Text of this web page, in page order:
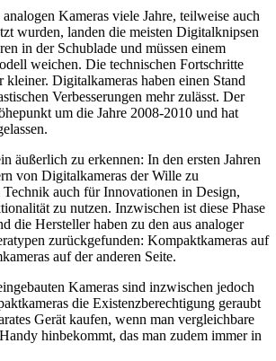
Kameras viele Jahre, teilweise auch
wurden, landen die meisten Digitalknipsen
in der Schublade und müssen einem
weichen. Die technischen Fortschritte
kleiner. Digitalkameras haben einen Stand
Verbesserungen mehr zulässt. Der
um die Jahre 2008-2010 und hat
äußerlich zu erkennen: In den ersten Jahren
von Digitalkameras der Wille zu
Technik auch für Innovationen in Design,
zu nutzen. Inzwischen ist diese Phase
die Hersteller haben zu den aus analoger
zurückgefunden: Kompaktkameras auf
auf der anderen Seite.
Kameras sind inzwischen jedoch
die Existenzberechtigung geraubt
Gerät kaufen, wenn man vergleichbare
hinbekommt, das man zudem immer in